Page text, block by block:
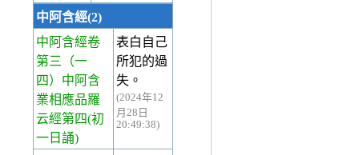
中阿含經(2)
中阿含經卷
第三
（一
四）中阿含
業相應品羅
云經第四(初
一日誦)
表白自己
所犯的過
失。
(2024年12
月28日
20:49:38)